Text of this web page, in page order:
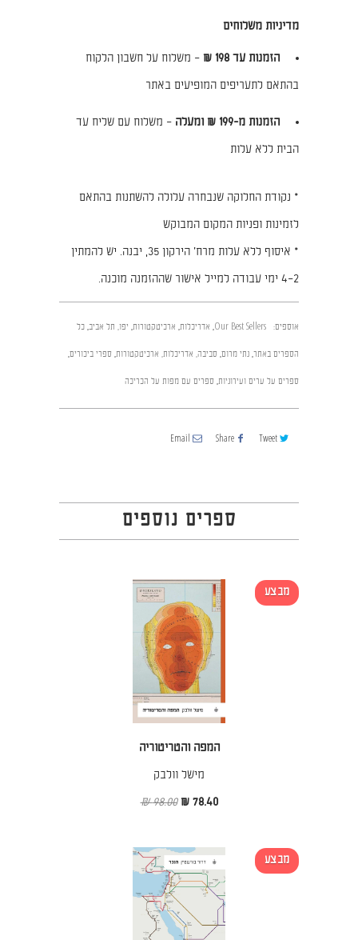
מדיניות משלוחים
הזמנות עד 198 ₪
– משלוח על חשבון הלקוח
בהתאם לתעריפים המופיעים באתר
הזמנות מ-199 ₪ ומעלה
– משלוח עם שליח עד
הבית ללא עלות
* נקודת החלוקה שנבחרה עלולה להשתנות בהתאם
לזמינות ופניות המקום המבוקש
* איסוף ללא עלות מרח׳ הירקון 35, יבנה. יש להמתין
2–4 ימי עבודה למייל אישור שההזמנה מוכנה.
אוספים: Our Best Sellers
, אדריכלות, ארכיטקטורות, יפו, תל אביב, כל
הספרים באתר, נתי מרום, סביבה, אדריכלות, ארכיטקטורות, ספרי ביכורים,
ספרים על ערים ועירוניות, ספרים עם מפות על הכריכה
Tweet
Share
Email
ספרים נוספים
המפה והטריטוריה
מישל וולבק
78.40 ₪
98.00 ₪
מבצע
מבצע